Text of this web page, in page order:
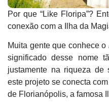
Por que “Like Floripa”?
conexão com a Ilha da
Muita gente que conhece o
significado desse nome
justamente na riqueza de
este projeto se conecta
de Florianópolis, a famosa